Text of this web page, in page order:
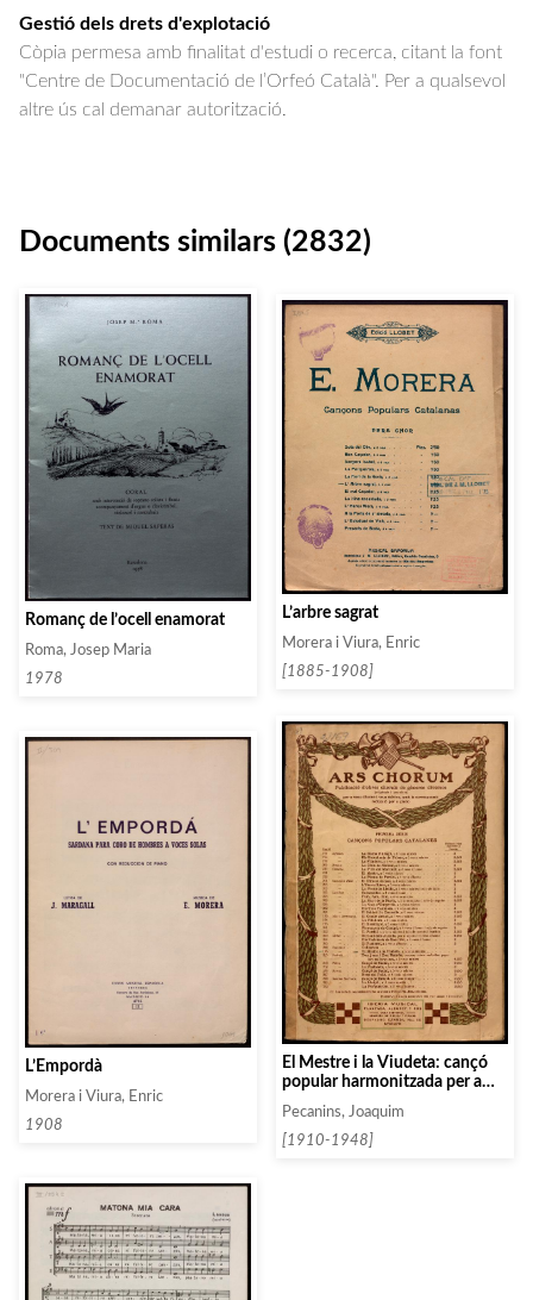
Gestió dels drets d'explotació
Còpia permesa amb finalitat d'estudi o recerca, citant la font
"Centre de Documentació de l’Orfeó Català". Per a qualsevol
altre ús cal demanar autorització.
Documents similars (2832)
Romanç de l’ocell enamorat
Roma, Josep Maria
1978
L’arbre sagrat
Morera i Viura, Enric
[1885-1908]
L’Empordà
Morera i Viura, Enric
1908
El Mestre i la Viudeta: cançó
popular harmonitzada per a
Pecanins, Joaquim
[1910-1948]